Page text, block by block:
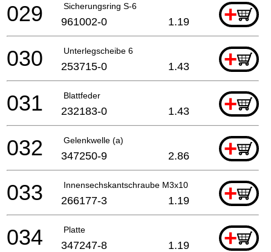
Sicherungsring S-6 +
029 961002-0 1.19
Unterlegscheibe 6 +
030 253715-0 1.43
Blattfeder +
031 232183-0 1.43
Gelenkwelle (a) +
032 347250-9 2.86
Innensechskantschraube M3x10 +
033 266177-3 1.19
Platte +
034 347247-8 1.19